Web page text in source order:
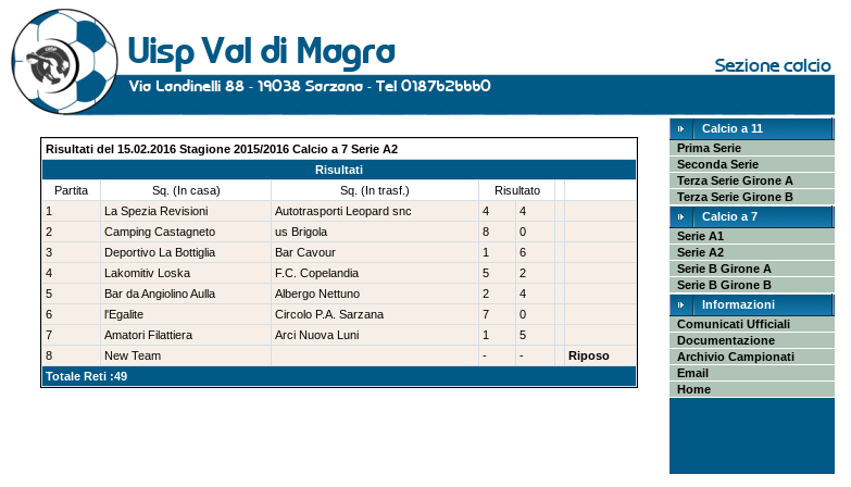
Risultati del 15.02.2016 Stagione 2015/2016 Calcio a 7 Serie A2
Risultati
Partita
Sq. (In casa) Sq. (In trasf.)
Risultato
1
La Spezia Revisioni Autotrasporti Leopard snc 4
4
2
Camping Castagneto us Brigola 8
0
3
Deportivo La Bottiglia Bar Cavour 1
6
4
Lakomitiv Loska F.C. Copelandia 5
2
5
Bar da Angiolino Aulla Albergo Nettuno 2
4
6
l'Egalite Circolo P.A. Sarzana 7
0
7
Amatori Filattiera Arci Nuova Luni 1
5
8
New Team - -
Riposo
Totale Reti :49
Calcio a 11
Prima Serie
Seconda Serie
Terza Serie Girone A
Terza Serie Girone B
Calcio a 7
Serie A1
Serie A2
Serie B Girone A
Serie B Girone B
Informazioni
Comunicati Ufficiali
Documentazione
Archivio Campionati
Email
Home